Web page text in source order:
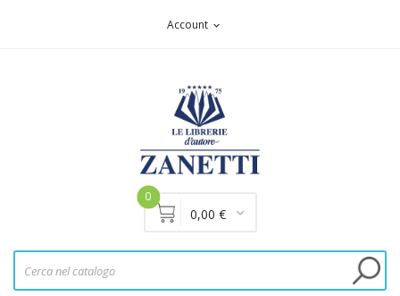
Account expand_more
0
0,00 €